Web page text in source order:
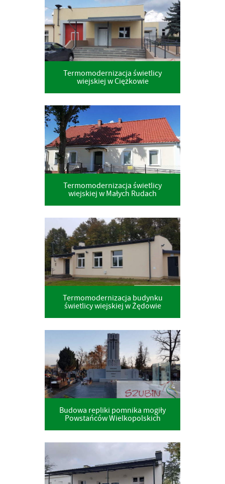
Termomodernizacja świetlicy
wiejskiej w Ciężkowie
Termomodernizacja świetlicy
wiejskiej w Małych Rudach
Termomodernizacja budynku
świetlicy wiejskiej w Żędowie
Budowa repliki pomnika mogiły
Powstańców Wielkopolskich